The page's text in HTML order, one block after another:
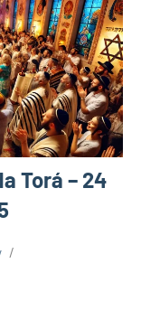
Torá – 24